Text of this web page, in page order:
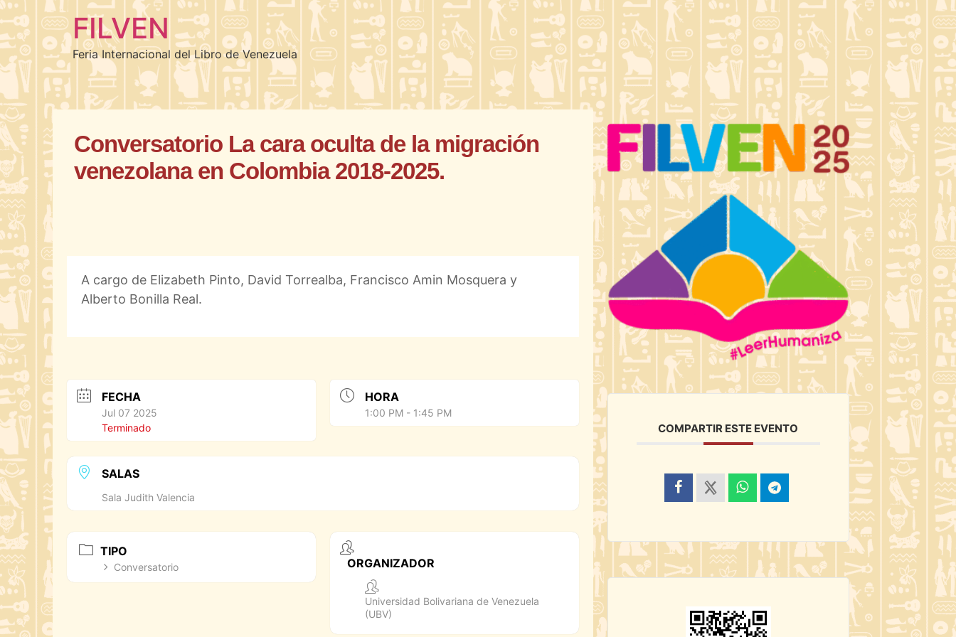
FILVEN
Feria Internacional del Libro de Venezuela
Conversatorio La cara oculta de la migración
venezolana en Colombia 2018-2025.
A cargo de Elizabeth Pinto, David Torrealba, Francisco Amin Mosquera y
Alberto Bonilla Real.
FECHA
Jul 07 2025
Terminado
HORA
1:00 PM - 1:45 PM
SALAS
Sala Judith Valencia
TIPO
Conversatorio ORGANIZADOR
Universidad Bolivariana de Venezuela
(UBV)
COMPARTIR ESTE EVENTO